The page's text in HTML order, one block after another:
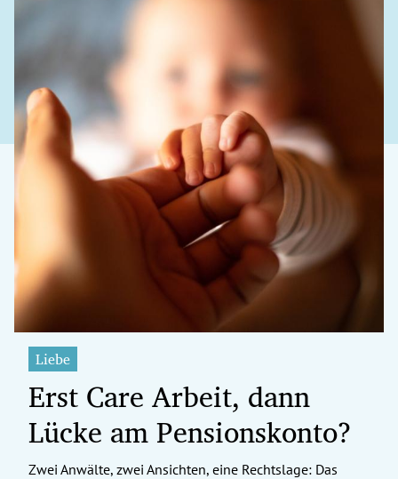
Liebe
Erst Care Arbeit, dann
Lücke am Pensionskonto?
Zwei Anwälte, zwei Ansichten, eine Rechtslage: Das